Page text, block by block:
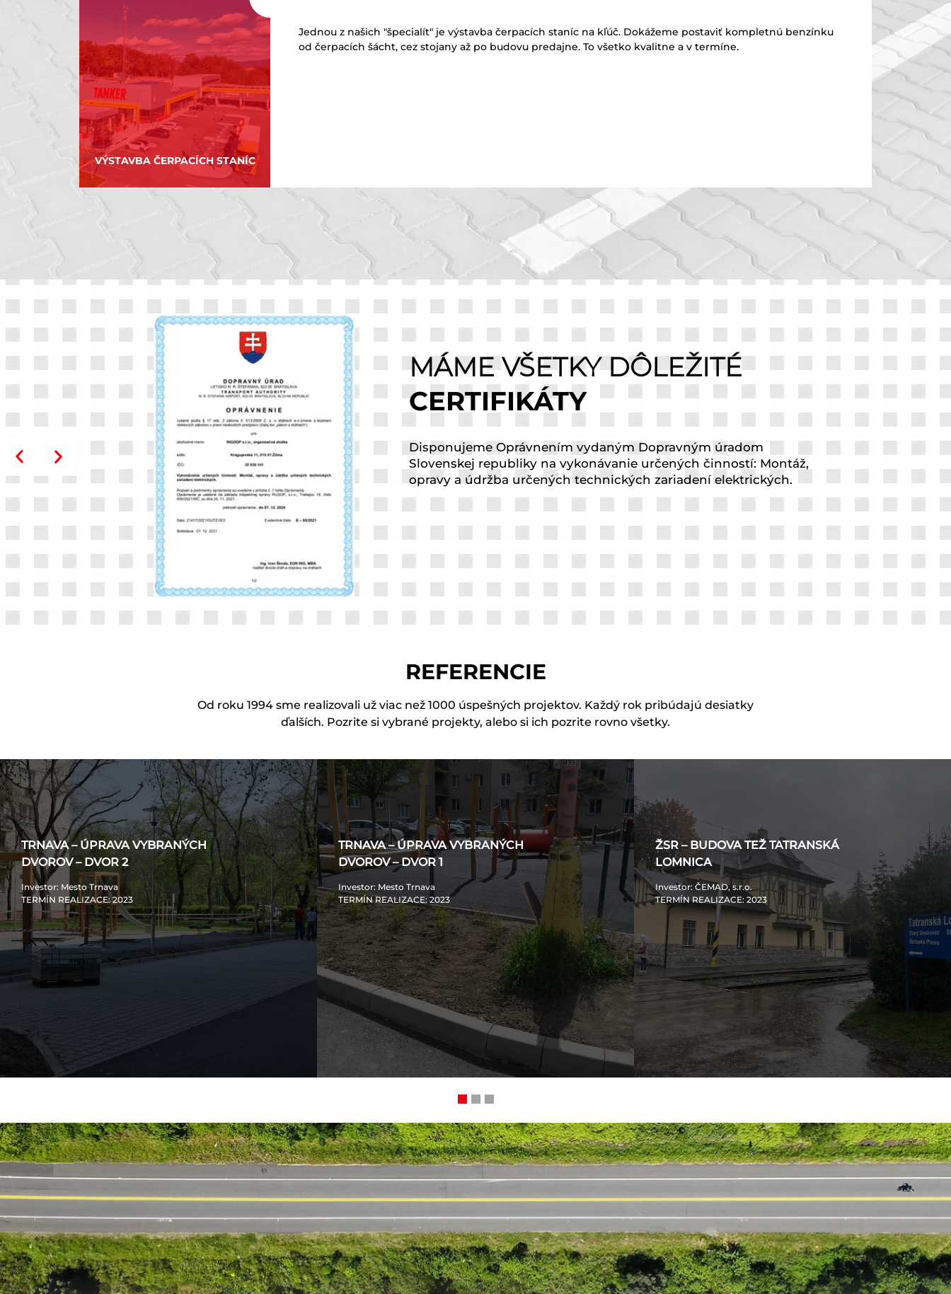
VÝSTAVBA ČERPACÍCH STANÍC
Jednou z našich "špecialít" je výstavba čerpacích staníc na kľúč. Dokážeme postaviť kompletnú benzínku
od čerpacích šácht, cez stojany až po budovu predajne. To všetko kvalitne a v termíne.
MÁME VŠETKY DÔLEŽITÉ
CERTIFIKÁTY
Disponujeme Oprávnením vydaným Dopravným úradom
Slovenskej republiky na vykonávanie určených činností: Montáž,
opravy a údržba určených technických zariadení elektrických.
REFERENCIE
Od roku 1994 sme realizovali už viac než 1000 úspešných projektov. Každý rok pribúdajú desiatky
ďalších. Pozrite si vybrané projekty, alebo si ich pozrite rovno všetky.
TRNAVA – ÚPRAVA VYBRANÝCH
DVOROV – DVOR 2
Investor: Mesto Trnava
TERMÍN REALIZACE: 2023
TRNAVA – ÚPRAVA VYBRANÝCH
DVOROV – DVOR 1
Investor: Mesto Trnava
TERMÍN REALIZACE: 2023
ŽSR – BUDOVA TEŽ TATRANSKÁ
LOMNICA
Investor: ČEMAD, s.r.o.
TERMÍN REALIZACE: 2023